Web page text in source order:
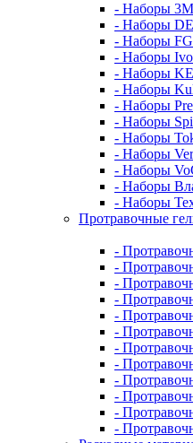
- Наборы 3М
- Наборы
- Наборы
- Наборы
- Наборы
- Наборы
- Наборы
- Наборы
- Наборы
- Наборы
- Наборы
- Наборы
- Наборы
Протравочные
-
-
-
-
-
-
-
-
-
-
-
-